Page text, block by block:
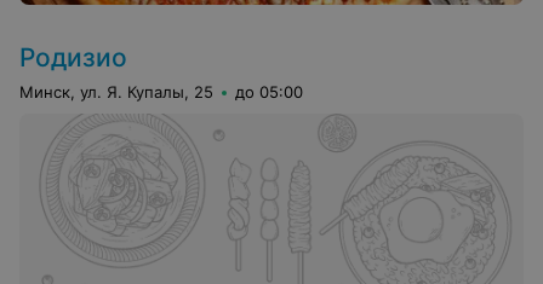
Родизио
Минск, ул. Я. Купалы, 25 до 05:00